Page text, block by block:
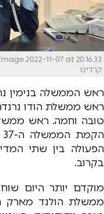
קרדיט
ראש הממשלה בנימין
ראש ממשלת הודו
טובה וחמה. ראש
הפעולה בין שתי
בקרוב.
מוקדם יותר היום
ממשלת הולנד מארק